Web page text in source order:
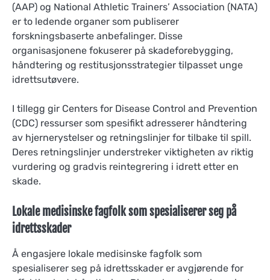
(AAP) og National Athletic Trainers’ Association (NATA)
er to ledende organer som publiserer
forskningsbaserte anbefalinger. Disse
organisasjonene fokuserer på skadeforebygging,
håndtering og restitusjonsstrategier tilpasset unge
idrettsutøvere.
I tillegg gir Centers for Disease Control and Prevention
(CDC) ressurser som spesifikt adresserer håndtering
av hjernerystelser og retningslinjer for tilbake til spill.
Deres retningslinjer understreker viktigheten av riktig
vurdering og gradvis reintegrering i idrett etter en
skade.
Lokale medisinske fagfolk som spesialiserer seg på
idrettsskader
Å engasjere lokale medisinske fagfolk som
spesialiserer seg på idrettsskader er avgjørende for